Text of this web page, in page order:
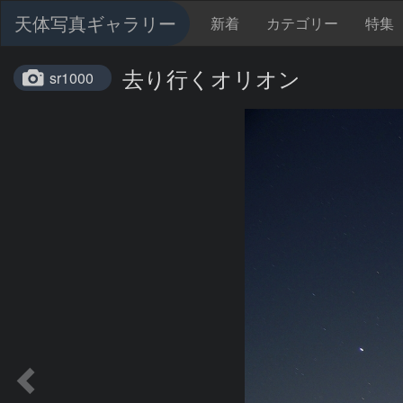
天体写真ギャラリー 新着 カテゴリー 特集
sr1000 去り行くオリオン